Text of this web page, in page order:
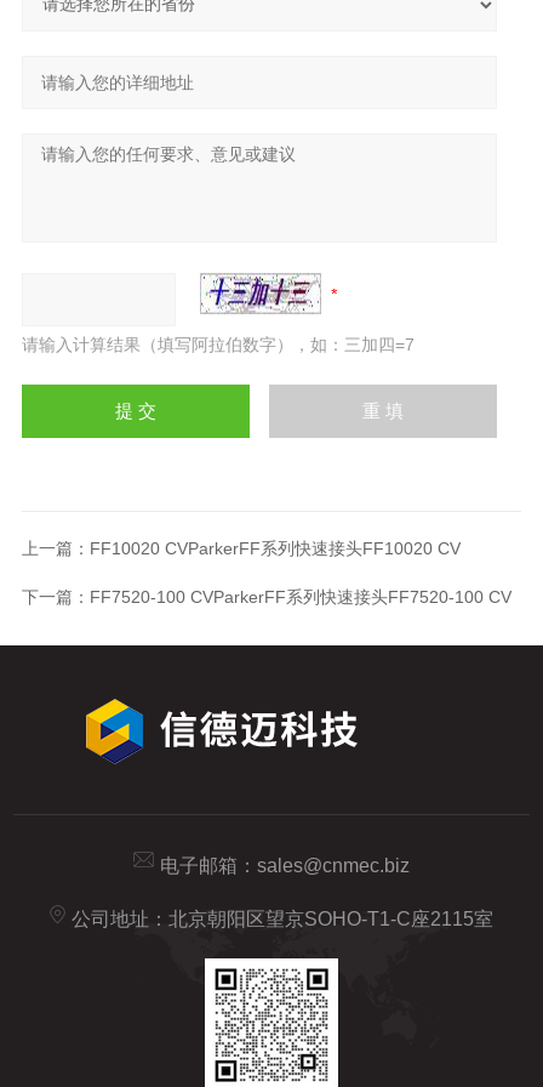
请输入计算结果（填写阿拉伯数字），如：三加四=7
上一篇： FF10020 CVParkerFF系列快速接头FF10020 CV
下一篇： FF7520-100 CVParkerFF系列快速接头FF7520-100 CV
电子邮箱： sales@cnmec.biz
公司地址：北京朝阳区望京SOHO-T1-C座2115室